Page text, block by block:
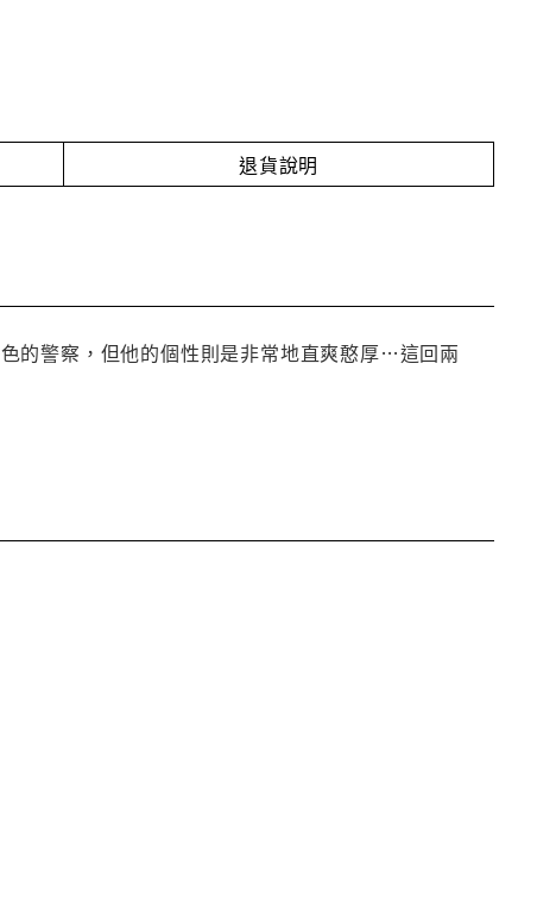
退貨說明
的警察，但他的個性則是非常地直爽憨厚…這回兩